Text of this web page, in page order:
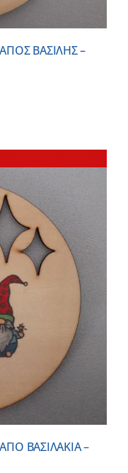
ΒΑΣΙΛΗΣ –
ΒΑΣΙΛΑΚΙΑ –